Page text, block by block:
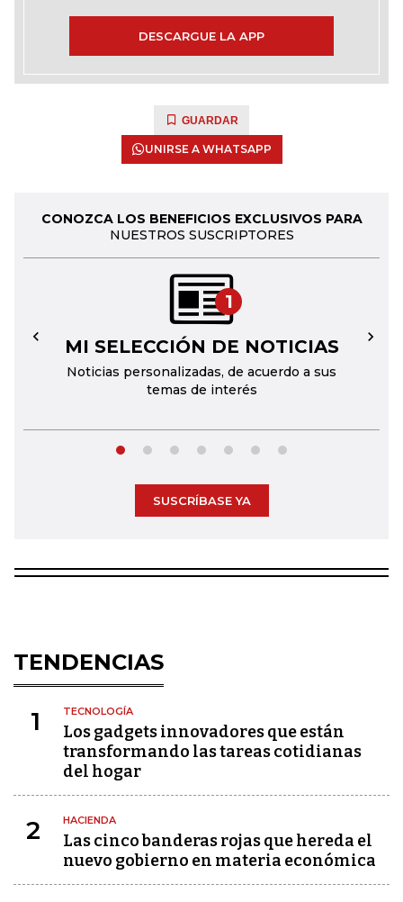
DESCARGUE LA APP
GUARDAR
UNIRSE A WHATSAPP
CONOZCA LOS BENEFICIOS EXCLUSIVOS PARA
NUESTROS SUSCRIPTORES
1
MI SELECCIÓN DE NOTICIAS
Noticias personalizadas, de acuerdo a sus
temas de interés
← →
SUSCRÍBASE YA
TENDENCIAS
1 TECNOLOGÍA
Los gadgets innovadores que están
transformando las tareas cotidianas
del hogar
2 HACIENDA
Las cinco banderas rojas que hereda el
nuevo gobierno en materia económica